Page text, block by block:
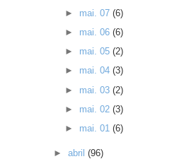
► mai. 07 (6)
► mai. 06 (6)
► mai. 05 (2)
► mai. 04 (3)
► mai. 03 (2)
► mai. 02 (3)
► mai. 01 (6)
►abril(96)